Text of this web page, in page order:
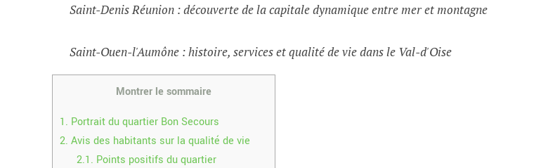
Saint-Denis Réunion : découverte de la capitale dynamique entre mer et montagne
Saint-Ouen-l'Aumône : histoire, services et qualité de vie dans le Val-d'Oise
Montrer le sommaire
1. Portrait du quartier Bon Secours
2. Avis des habitants sur la qualité de vie
2.1. Points positifs du quartier